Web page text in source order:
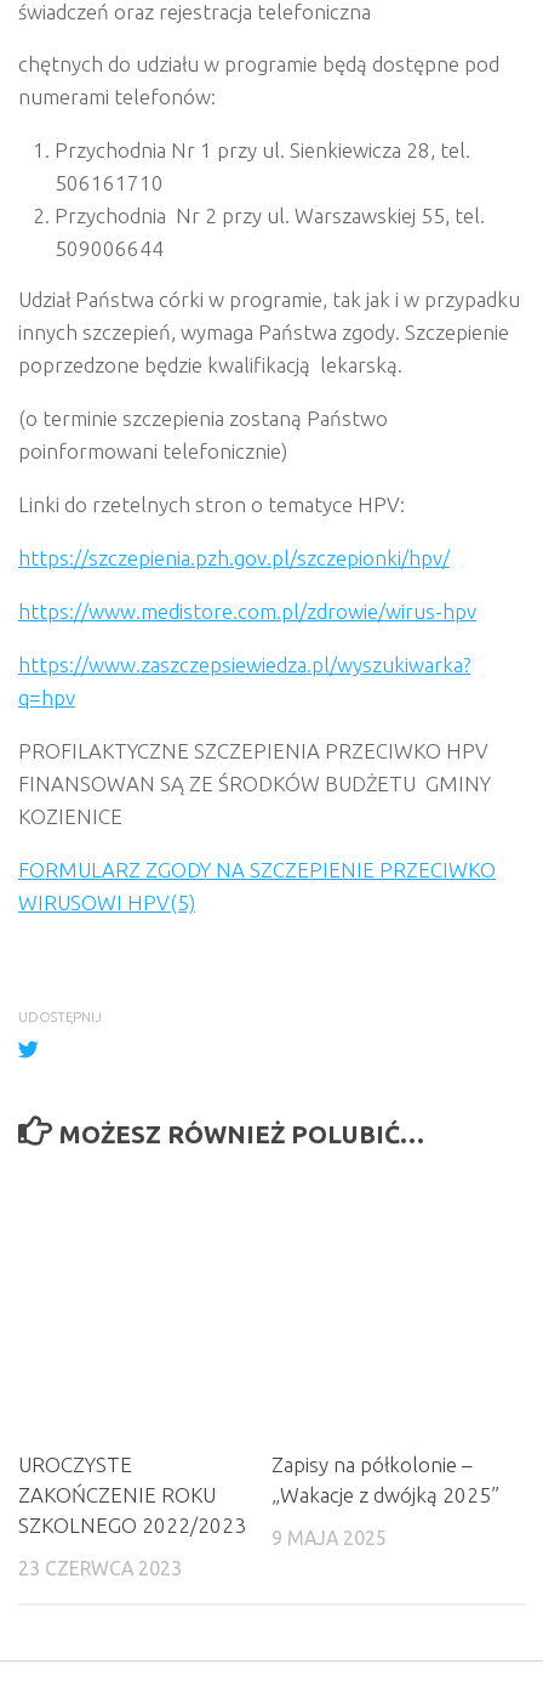
świadczeń oraz rejestracja telefoniczna
chętnych do udziału w programie będą dostępne pod
numerami telefonów:
Przychodnia Nr 1 przy ul. Sienkiewicza 28, tel.
506161710
Przychodnia Nr 2 przy ul. Warszawskiej 55, tel.
509006644
Udział Państwa córki w programie, tak jak i w przypadku
innych szczepień, wymaga Państwa zgody. Szczepienie
poprzedzone będzie kwalifikacją lekarską.
(o terminie szczepienia zostaną Państwo
poinformowani telefonicznie)
Linki do rzetelnych stron o tematyce HPV:
https://szczepienia.pzh.gov.pl/szczepionki/hpv/
https://www.medistore.com.pl/zdrowie/wirus-hpv
https://www.zaszczepsiewiedza.pl/wyszukiwarka?
q=hpv
PROFILAKTYCZNE SZCZEPIENIA PRZECIWKO HPV
FINANSOWAN SĄ ZE ŚRODKÓW BUDŻETU GMINY
KOZIENICE
FORMULARZ ZGODY NA SZCZEPIENIE PRZECIWKO
WIRUSOWI HPV(5)
UDOSTĘPNIJ
MOŻESZ RÓWNIEŻ POLUBIĆ…
UROCZYSTE
ZAKOŃCZENIE ROKU
SZKOLNEGO 2022/2023
23 CZERWCA 2023
Zapisy na półkolonie –
„Wakacje z dwójką 2025”
9 MAJA 2025